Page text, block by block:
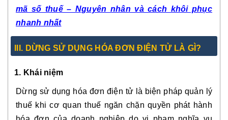
mã số thuế – Nguyên nhân và cách khôi phục
nhanh nhất
III. DỪNG SỬ DỤNG HÓA ĐƠN ĐIỆN TỬ LÀ GÌ?
1. Khái niệm
Dừng sử dụng hóa đơn điện tử là biện pháp quản lý
thuế khi cơ quan thuế ngăn chặn quyền phát hành